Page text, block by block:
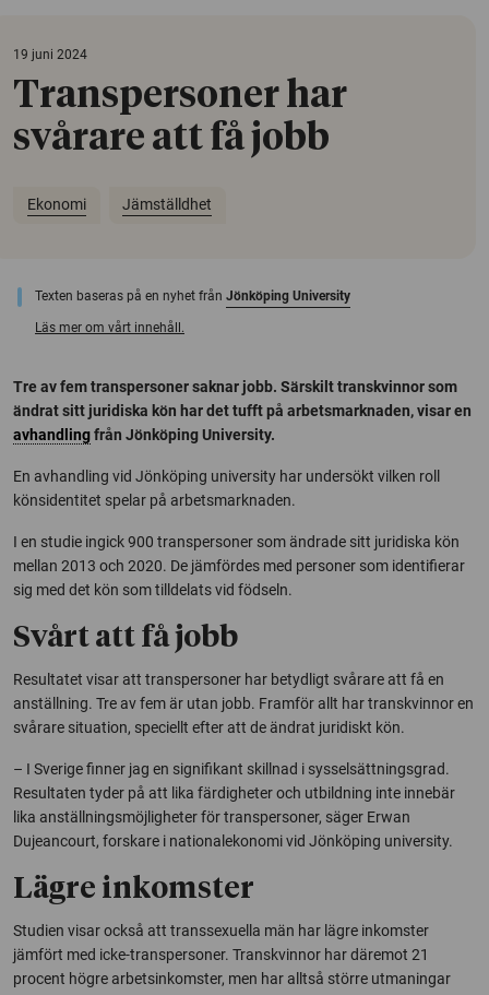
19 juni 2024
Transpersoner har
svårare att få jobb
Ekonomi Jämställdhet
Texten baseras på en nyhet från Jönköping University
Läs mer om vårt innehåll.
Tre av fem transpersoner saknar jobb. Särskilt transkvinnor som
ändrat sitt juridiska kön har det tufft på arbetsmarknaden, visar en
avhandlingfrån Jönköping University.
En avhandling vid Jönköping university har undersökt vilken roll
könsidentitet spelar på arbetsmarknaden.
I en studie ingick 900 transpersoner som ändrade sitt juridiska kön
mellan 2013 och 2020. De jämfördes med personer som identifierar
sig med det kön som tilldelats vid födseln.
Svårt att få jobb
Resultatet visar att transpersoner har betydligt svårare att få en
anställning. Tre av fem är utan jobb. Framför allt har transkvinnor en
svårare situation, speciellt efter att de ändrat juridiskt kön.
– I Sverige finner jag en signifikant skillnad i sysselsättningsgrad.
Resultaten tyder på att lika färdigheter och utbildning inte innebär
lika anställningsmöjligheter för transpersoner, säger Erwan
Dujeancourt, forskare i nationalekonomi vid Jönköping university.
Lägre inkomster
Studien visar också att transsexuella män har lägre inkomster
jämfört med icke-transpersoner. Transkvinnor har däremot 21
procent högre arbetsinkomster, men har alltså större utmaningar